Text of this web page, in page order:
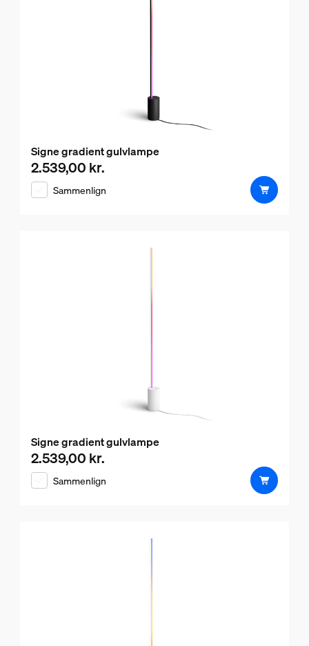
Signe gradient gulvlampe
Nuværende pris er 2.539,00 kr.
2.539,00 kr.
Sammenlign
Signe gradient gulvlampe
Nuværende pris er 2.539,00 kr.
2.539,00 kr.
Sammenlign